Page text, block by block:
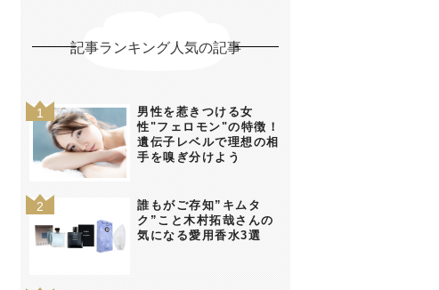
記事ランキング人気の記事
男性を惹きつける女
性"フェロモン"の特徴！
遺伝子レベルで理想の相
手を嗅ぎ分けよう
誰もがご存知”キムタ
ク”こと木村拓哉さんの
気になる愛用香水3選